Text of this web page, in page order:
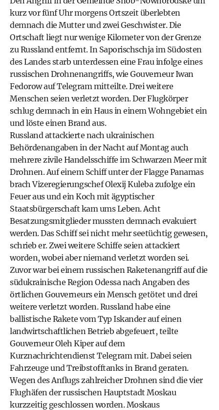
kurz vor fünf Uhr morgens Ortszeit überlebten
demnach die Mutter und zwei Geschwister. Die
Ortschaft liegt nur wenige Kilometer von der Grenze
zu Russland entfernt. In Saporischschja im Südosten
des Landes starb unterdessen eine Frau infolge eines
russischen Drohnenangriffs, wie Gouverneur Iwan
Fedorow auf Telegram mitteilte. Drei weitere
Menschen seien verletzt worden. Der Flugkörper
schlug demnach in ein Haus in einem Wohngebiet ein
und löste einen Brand aus.
Russland attackierte nach ukrainischen
Behördenangaben in der Nacht auf Montag auch
mehrere zivile Handelsschiffe im Schwarzen Meer mit
Drohnen. Auf einem Schiff unter der Flagge Panamas
brach Vizeregierungschef Olexij Kuleba zufolge ein
Feuer aus und ein Koch mit ägyptischer
Staatsbürgerschaft kam ums Leben. Acht
Besatzungsmitglieder mussten demnach evakuiert
werden. Das Schiff sei nicht mehr seetüchtig gewesen,
schrieb er. Zwei weitere Schiffe seien attackiert
worden, wobei aber niemand verletzt worden sei.
Zuvor war bei einem russischen Raketenangriff auf die
südukrainische Region Odessa nach Angaben des
örtlichen Gouverneurs ein Mensch getötet und drei
weitere verletzt worden. Russland habe eine
ballistische Rakete vom Typ Iskander auf einen
landwirtschaftlichen Betrieb abgefeuert, teilte
Gouverneur Oleh Kiper auf dem
Kurznachrichtendienst Telegram mit. Dabei seien
Fahrzeuge und Treibstofftanks in Brand geraten.
Wegen des Anflugs zahlreicher Drohnen sind die vier
Flughäfen der russischen Hauptstadt Moskau
kurzzeitig geschlossen worden. Moskaus